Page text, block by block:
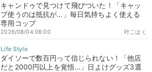
キャンドゥで見つけて飛びついた！「キャッ
プ使うのは抵抗が…」毎日気持ちよく使える
専用コップ
叶こはく
2026/08/04 08:00
ダイソーで数百円って信じられない！「他店
だと2000円以上を覚悟…」日よけグッズ3選